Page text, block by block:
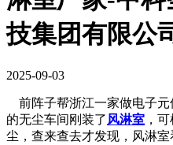
技集团有限公
2025-09-03
前阵子帮浙江一家做电子元
的无尘车间刚装了 风淋室 ，
尘，查来查去才发现，风淋